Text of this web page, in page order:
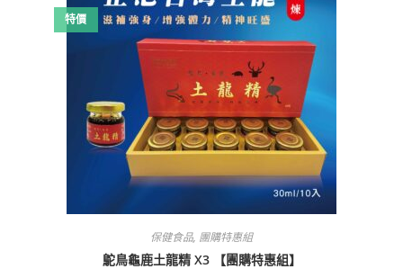
特價
保健食品, 團購特惠組
鴕鳥龜鹿土龍精 X3 【團購特惠組】